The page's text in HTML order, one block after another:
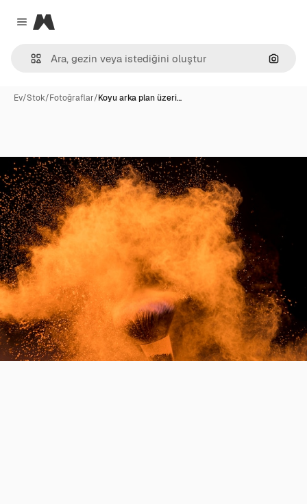
Close menu
Magnific
Ev/Stok/Fotoğraflar/Koyu arka plan üzeri…